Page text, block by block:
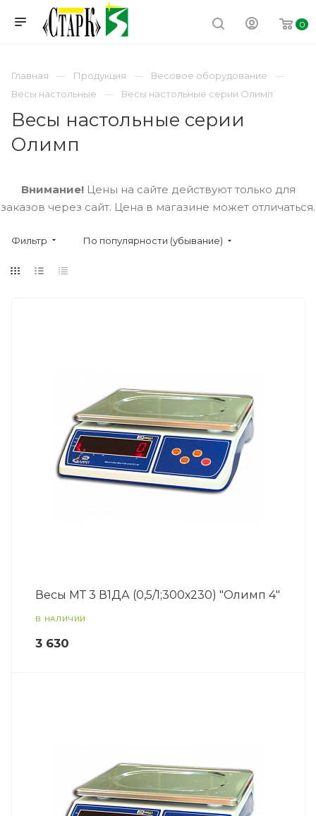
0
Главная Продукция
Весовое оборудование
Весы настольные
Весы настольные серии Олимп
Весы настольные серии
Олимп
Внимание!Цены на сайте действуют только для
заказов через сайт. Цена в магазине может отличаться.
Фильтр По популярности (убывание)
Весы МТ 3 В1ДА (0,5/1;300х230) "Олимп 4"
В НАЛИЧИИ
3 630